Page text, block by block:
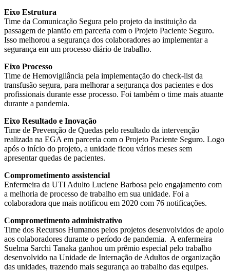
Eixo Estrutura
Time da Comunicação Segura pelo projeto da instituição da
passagem de plantão em parceria com o Projeto Paciente Seguro.
Isso melhorou a segurança dos colaboradores ao implementar a
segurança em um processo diário de trabalho.
Eixo Processo
Time de Hemovigilância pela implementação do check-list da
transfusão segura, para melhorar a segurança dos pacientes e dos
profissionais durante esse processo. Foi também o time mais atuante
durante a pandemia.
Eixo Resultado e Inovação
Time de Prevenção de Quedas pelo resultado da intervenção
realizada na EGA em parceria com o Projeto Paciente Seguro. Logo
após o início do projeto, a unidade ficou vários meses sem
apresentar quedas de pacientes.
Comprometimento assistencial
Enfermeira da UTI Adulto Luciene Barbosa pelo engajamento com
a melhoria de processo de trabalho em sua unidade. Foi a
colaboradora que mais notificou em 2020 com 76 notificações.
Comprometimento administrativo
Time dos Recursos Humanos pelos projetos desenvolvidos de apoio
aos colaboradores durante o período de pandemia. A enfermeira
Suelma Sarchi Tanaka ganhou um prêmio especial pelo trabalho
desenvolvido na Unidade de Internação de Adultos de organização
das unidades, trazendo mais segurança ao trabalho das equipes.